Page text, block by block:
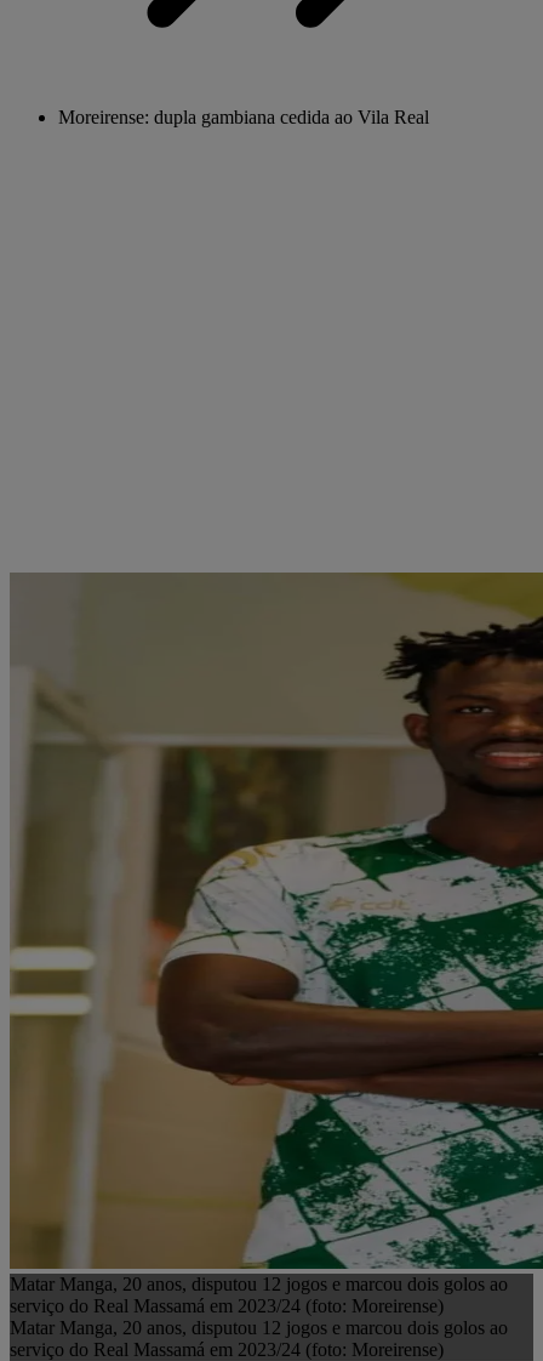
Moreirense: dupla gambiana cedida ao Vila Real
Matar Manga, 20 anos, disputou 12 jogos e marcou dois golos ao
serviço do Real Massamá em 2023/24 (foto: Moreirense)
Matar Manga, 20 anos, disputou 12 jogos e marcou dois golos ao
serviço do Real Massamá em 2023/24 (foto: Moreirense)